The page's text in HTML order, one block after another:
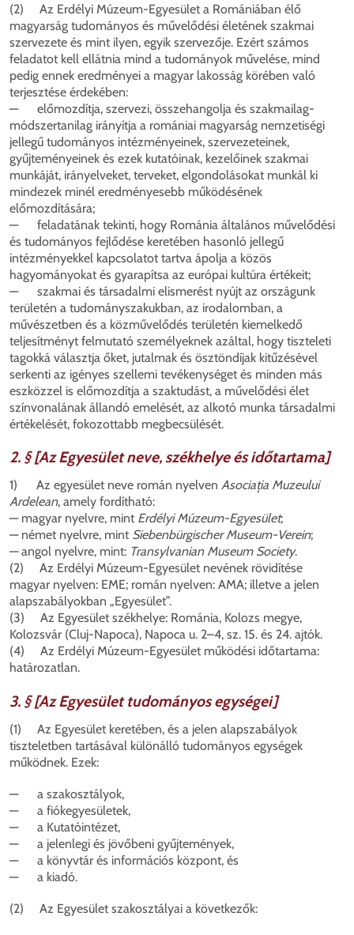
(2) Az Erdélyi Múzeum-Egyesület a Romániában élő
magyarság tudományos és művelődési életének szakmai
szervezete és mint ilyen, egyik szervezője. Ezért számos
feladatot kell ellátnia mind a tudományok művelése, mind
pedig ennek eredményei a magyar lakosság körében való
terjesztése érdekében:
— előmozdítja, szervezi, összehangolja és szakmailag-
módszertanilag irányítja a romániai magyarság nemzetiségi
jellegű tudományos intézményeinek, szervezeteinek,
gyűjteményeinek és ezek kutatóinak, kezelőinek szakmai
munkáját, irányelveket, terveket, elgondolásokat munkál ki
mindezek minél eredményesebb működésének
előmozdítására;
— feladatának tekinti, hogy Románia általános művelődési
és tudományos fejlődése keretében hasonló jellegű
intézményekkel kapcsolatot tartva ápolja a közös
hagyományokat és gyarapítsa az európai kultúra értékeit;
— szakmai és társadalmi elismerést nyújt az országunk
területén a tudományszakukban, az irodalomban, a
művészetben és a közművelődés területén kiemelkedő
teljesítményt felmutató személyeknek azáltal, hogy tiszteleti
tagokká választja őket, jutalmak és ösztöndíjak kitűzésével
serkenti az igényes szellemi tevékenységet és minden más
eszközzel is előmozdítja a szaktudást, a művelődési élet
színvonalának állandó emelését, az alkotó munka társadalmi
értékelését, fokozottabb megbecsülését.
2. § [Az Egyesület neve, székhelye és időtartama]
1) Az egyesület neve román nyelven Asociația Muzeului
Ardelean, amely fordítható:
— magyar nyelvre, mint Erdélyi Múzeum-Egyesület;
— német nyelvre, mint Siebenbürgischer Museum-Verein;
— angol nyelvre, mint: Transylvanian Museum Society.
(2) Az Erdélyi Múzeum-Egyesület nevének rövidítése
magyar nyelven: EME; román nyelven: AMA; illetve a jelen
alapszabályokban „Egyesület”.
(3) Az Egyesület székhelye: Románia, Kolozs megye,
Kolozsvár (Cluj-Napoca), Napoca u. 2–4, sz. 15. és 24. ajtók.
(4) Az Erdélyi Múzeum-Egyesület működési időtartama:
határozatlan.
3. § [Az Egyesület tudományos egységei]
(1) Az Egyesület keretében, és a jelen alapszabályok
tiszteletben tartásával különálló tudományos egységek
működnek. Ezek:
— a szakosztályok,
— a fiókegyesületek,
— a Kutatóintézet,
— a jelenlegi és jövőbeni gyűjtemények,
— a könyvtár és információs központ, és
— a kiadó.
(2) Az Egyesület szakosztályai a következők: